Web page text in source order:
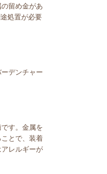
留め金があ
処置が必要
デンチャー
す。金属を
とで、装着
レルギーが